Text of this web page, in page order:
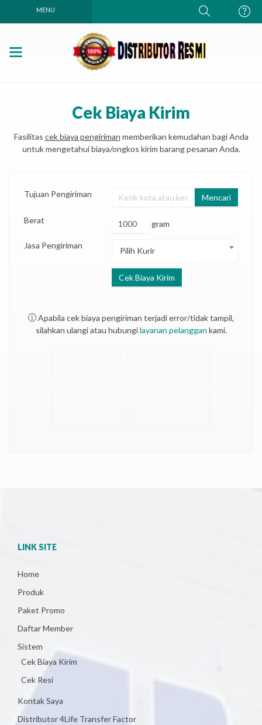
MENU
Cek Biaya Kirim
Fasilitas cek biaya pengiriman memberikan kemudahan bagi Anda
untuk mengetahui biaya/ongkos kirim barang pesanan Anda.
Tujuan Pengiriman Mencari
Berat gram
Jasa Pengiriman
Pilih Kurir
Cek Biaya Kirim
Apabila cek biaya pengiriman terjadi error/tidak tampil,
silahkan ulangi atau hubungilayanan pelanggan kami.
LINK SITE
Home
Produk
Paket Promo
Daftar Member
Sistem
Cek Biaya Kirim
Cek Resi
Kontak Saya
Distributor 4Life Transfer Factor